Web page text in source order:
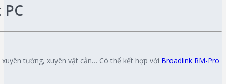
tường, xuyên vật cản… Có thể kết hợp với Broadlink RM-Pro